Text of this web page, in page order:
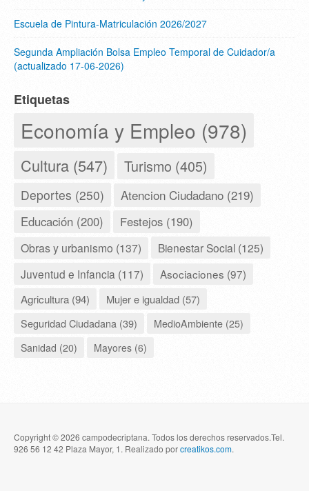
Escuela de Pintura-Matriculación 2026/2027
Segunda Ampliación Bolsa Empleo Temporal de Cuidador/a
(actualizado 17-06-2026)
Etiquetas
Economía y Empleo (978)
Cultura (547) Turismo (405)
Deportes (250) Atencion Ciudadano (219)
Educación (200) Festejos (190)
Obras y urbanismo (137)
Bienestar Social (125)
Juventud e Infancia (117)
Asociaciones (97)
Agricultura (94)
Mujer e igualdad (57)
Seguridad Ciudadana (39)
MedioAmbiente (25)
Sanidad (20)
Mayores (6)
Copyright © 2026 campodecriptana. Todos los derechos reservados.Tel.
926 56 12 42 Plaza Mayor, 1. Realizado porcreatikos.com.